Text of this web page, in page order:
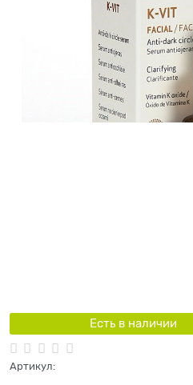
Есть в наличии
Артикул: